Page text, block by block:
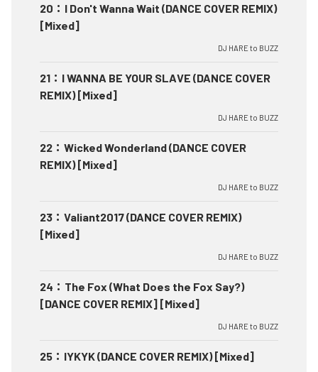
20 ： I Don't Wanna Wait (DANCE COVER REMIX)
[Mixed]
DJ HARE to BUZZ
21 ： I WANNA BE YOUR SLAVE (DANCE COVER
REMIX) [Mixed]
DJ HARE to BUZZ
22 ： Wicked Wonderland (DANCE COVER
REMIX) [Mixed]
DJ HARE to BUZZ
23 ： Valiant2017 (DANCE COVER REMIX)
[Mixed]
DJ HARE to BUZZ
24 ： The Fox (What Does the Fox Say?)
[DANCE COVER REMIX] [Mixed]
DJ HARE to BUZZ
25 ： IYKYK (DANCE COVER REMIX) [Mixed]